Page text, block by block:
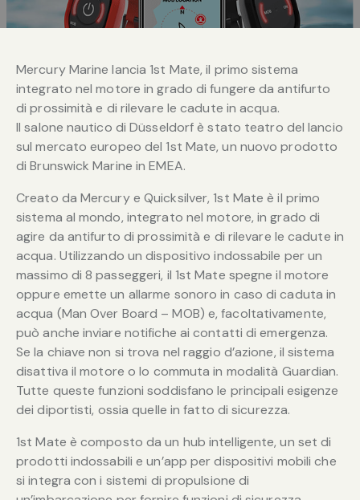
Mercury Marine lancia 1st Mate, il primo sistema
integrato nel motore in grado di fungere da antifurto
di prossimità e di rilevare le cadute in acqua.
Il salone nautico di Düsseldorf è stato teatro del lancio
sul mercato europeo del 1st Mate, un nuovo prodotto
di Brunswick Marine in EMEA.
Creato da Mercury e Quicksilver, 1st Mate è il primo
sistema al mondo, integrato nel motore, in grado di
agire da antifurto di prossimità e di rilevare le cadute in
acqua. Utilizzando un dispositivo indossabile per un
massimo di 8 passeggeri, il 1st Mate spegne il motore
oppure emette un allarme sonoro in caso di caduta in
acqua (Man Over Board – MOB) e, facoltativamente,
può anche inviare notifiche ai contatti di emergenza.
Se la chiave non si trova nel raggio d’azione, il sistema
disattiva il motore o lo commuta in modalità Guardian.
Tutte queste funzioni soddisfano le principali esigenze
dei diportisti, ossia quelle in fatto di sicurezza.
1st Mate è composto da un hub intelligente, un set di
prodotti indossabili e un’app per dispositivi mobili che
si integra con i sistemi di propulsione di